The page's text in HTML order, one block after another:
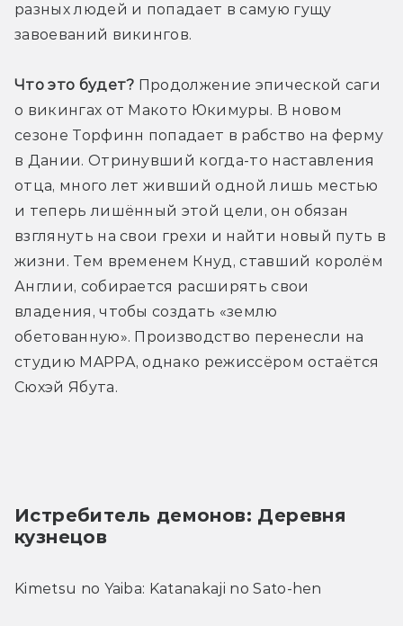
разных людей и попадает в самую гущу
завоеваний викингов.
Что это будет? Продолжение эпической саги
о викингах от Макото Юкимуры. В новом
сезоне Торфинн попадает в рабство на ферму
в Дании. Отринувший когда-то наставления
отца, много лет живший одной лишь местью
и теперь лишённый этой цели, он обязан
взглянуть на свои грехи и найти новый путь в
жизни. Тем временем Кнуд, ставший королём
Англии, собирается расширять свои
владения, чтобы создать «землю
обетованную». Производство перенесли на
студию MAPPA, однако режиссёром остаётся
Сюхэй Ябута.
Истребитель демонов: Деревня
кузнецов
Kimetsu no Yaiba: Katanakaji no Sato-hen